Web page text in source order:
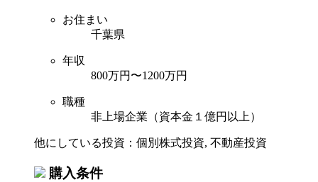
お住まい
千葉県
年収
800万円〜1200万円
職種
非上場企業（資本金１億円以上）
他にしている投資：個別株式投資, 不動産投資
購入条件